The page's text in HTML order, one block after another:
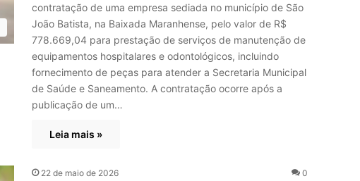
contratação de uma empresa sediada no município de São
João Batista, na Baixada Maranhense, pelo valor de R$
778.669,04 para prestação de serviços de manutenção de
equipamentos hospitalares e odontológicos, incluindo
fornecimento de peças para atender a Secretaria Municipal
de Saúde e Saneamento. A contratação ocorre após a
publicação de um…
Leia mais »
22 de maio de 2026 0